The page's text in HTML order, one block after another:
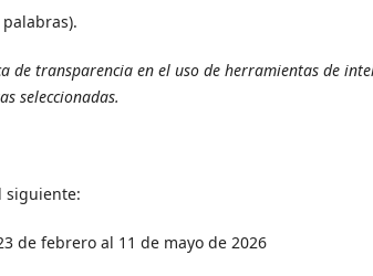
palabras).
de transparencia en el uso de herramientas de
seleccionadas.
siguiente:
de febrero al 11 de mayo de 2026